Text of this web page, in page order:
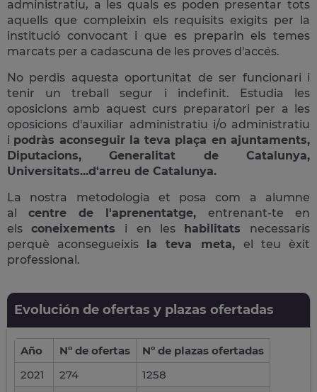
administratiu, a les quals es poden presentar tots
aquells que compleixin els requisits exigits per la
institució convocant i que es preparin els temes
marcats per a cadascuna de les proves d'accés.
No perdis aquesta oportunitat de ser funcionari i
tenir un treball segur i indefinit. Estudia les
oposicions amb aquest curs preparatori per a les
oposicions d'auxiliar administratiu i/o administratiu
i podràs aconseguir la teva plaça en ajuntaments,
Diputacions, Generalitat de Catalunya,
Universitats...d'arreu de Catalunya.
La nostra metodologia et posa com a alumne
al centre de l'aprenentatge, entrenant-te en
elsconeixements i en les habilitats necessaris
perquè aconsegueixis la teva meta, el teu èxit
professional.
Evolución de ofertas y plazas ofertadas
Año Nº de ofertas
Nº de plazas ofertadas
2021
274 1258